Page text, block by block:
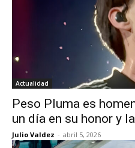
Actualidad
Peso Pluma es
un día en su honor y
Julio Valdez - abril 5, 2026